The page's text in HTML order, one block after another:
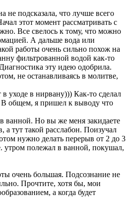
подсказала, что лучше всего
этот момент рассматривать с
Все свелось к тому, что можно
А дальше вода или
работы очень сильно похож на
фильтрованной водой как-то
эту идею одобрила.
не останавливаясь в молитве,
уходе в нирвану))) Как-то сделал
В общем, я пришел к выводу что
ванной. Но вы же меня закидаете
тут такой расслабон. Поизучал
нужно делать перерыв от 2 до 3
утром полежал в ванной, покушал,
очень большая. Подсознание не
Прочтите, хотя бы, мои
а когда будет